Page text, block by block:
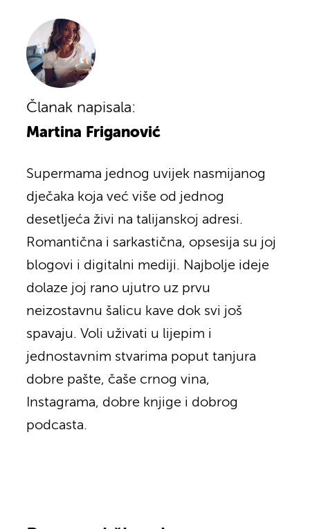
Članak napisala:
Martina Friganović
Supermama jednog uvijek nasmijanog
dječaka koja već više od jednog
desetljeća živi na talijanskoj adresi.
Romantična i sarkastična, opsesija su joj
blogovi i digitalni mediji. Najbolje ideje
dolaze joj rano ujutro uz prvu
neizostavnu šalicu kave dok svi još
spavaju. Voli uživati u lijepim i
jednostavnim stvarima poput tanjura
dobre pašte, čaše crnog vina,
Instagrama, dobre knjige i dobrog
podcasta.